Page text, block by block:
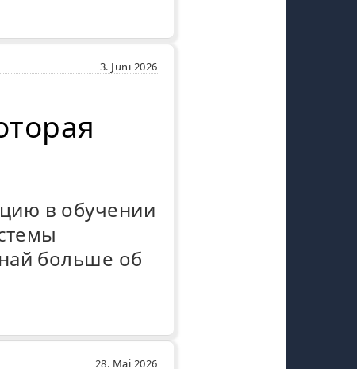
3. Juni 2026
в обучении
больше об
28. Mai 2026